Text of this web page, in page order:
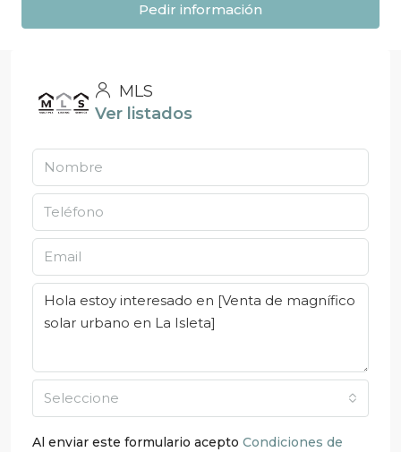
Pedir información
MLS
Ver listados
Seleccione
Al enviar este formulario acepto Condiciones de